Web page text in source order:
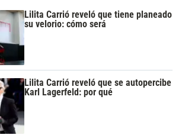
Lilita Carrió reveló que tiene planeado
su velorio: cómo será
Lilita Carrió reveló que se autopercibe
Karl Lagerfeld: por qué